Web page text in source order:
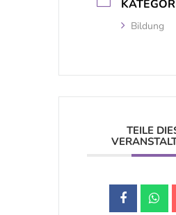
Bildung
TEILE